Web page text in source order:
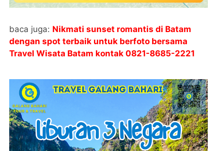
baca juga: Nikmati sunset romantis di Batam
dengan spot terbaik untuk berfoto bersama
Travel Wisata Batam kontak0821-8685-2221